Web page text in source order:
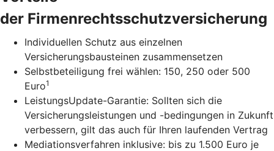
der Firmenrechtsschutzversicherung
Individuellen Schutz aus einzelnen
Versicherungsbausteinen zusammensetzen
Selbstbeteiligung frei wählen: 150, 250 oder 500
Euro1
LeistungsUpdate-Garantie: Sollten sich die
Versicherungsleistungen und -bedingungen in Zukunft
verbessern, gilt das auch für Ihren laufenden Vertrag
Mediationsverfahren inklusive: bis zu 1.500 Euro je